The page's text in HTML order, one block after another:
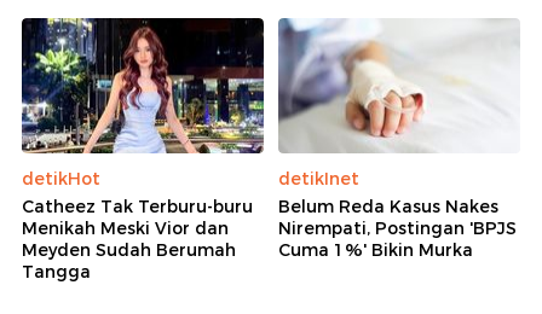
detikHot
Catheez Tak Terburu-buru
Menikah Meski Vior dan
Meyden Sudah Berumah
Tangga
detikInet
Belum Reda Kasus Nakes
Nirempati, Postingan 'BPJS
Cuma 1%' Bikin Murka